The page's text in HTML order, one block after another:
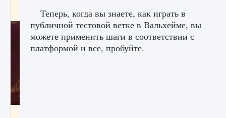
9 августа 2024
Теперь, когда вы знаете, как играть в
публичной тестовой ветке в Вальхейме, вы
можете применить шаги в соответствии с
платформой и все, пробуйте.